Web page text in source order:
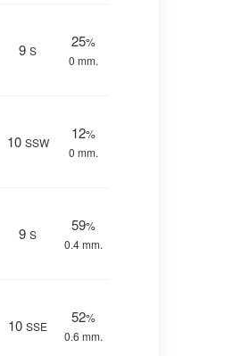
9 S
25%
0 mm.
10 SSW
12%
0 mm.
9 S
59%
0.4 mm.
10 SSE
52%
0.6 mm.